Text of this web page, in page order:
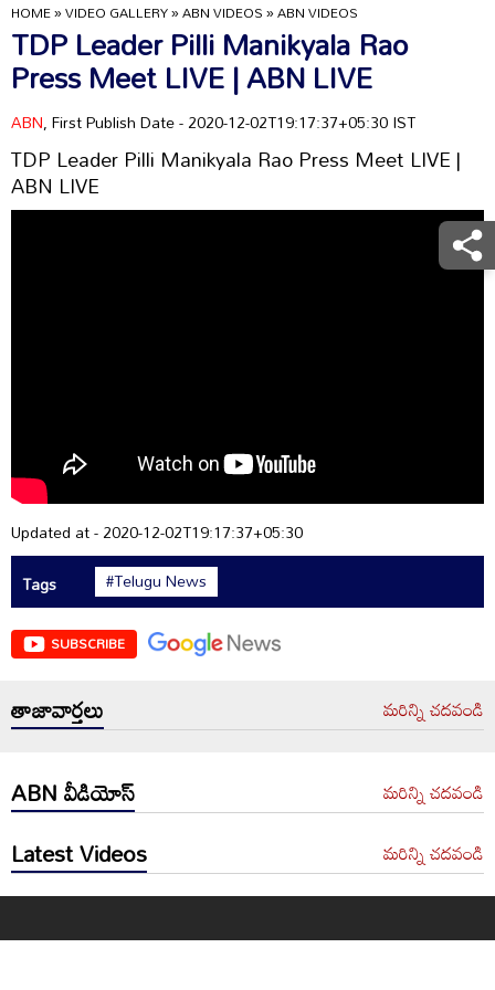
HOME»VIDEO GALLERY»ABN VIDEOS»ABN VIDEOS
TDP Leader Pilli Manikyala Rao
Press Meet LIVE | ABN LIVE
ABN, First Publish Date - 2020-12-02T19:17:37+05:30 IST
TDP Leader Pilli Manikyala Rao Press Meet LIVE |
ABN LIVE
Updated at - 2020-12-02T19:17:37+05:30
Tags
#Telugu News
SUBSCRIBE
తాజావార్తలు మరిన్ని చదవండి
ABN వీడియోస్ మరిన్ని చదవండి
Latest Videos మరిన్ని చదవండి